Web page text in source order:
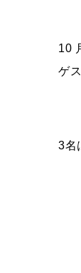
10
ゲ
3名